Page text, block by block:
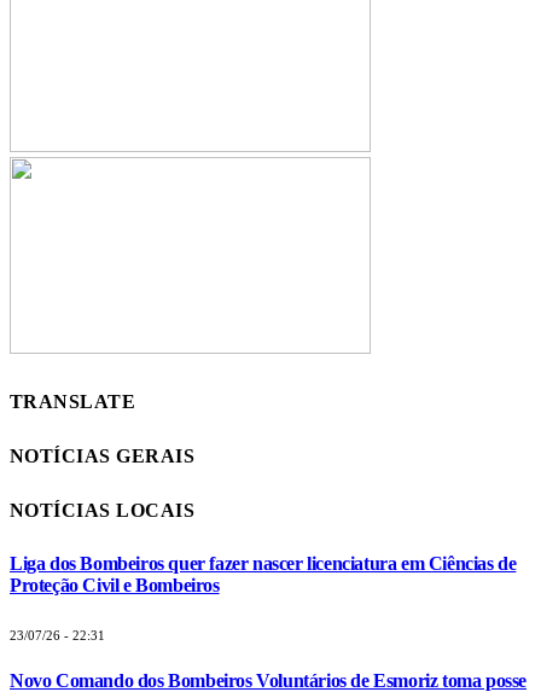
TRANSLATE
NOTÍCIAS GERAIS
NOTÍCIAS LOCAIS
Liga dos Bombeiros quer fazer nascer licenciatura em Ciências de
Proteção Civil e Bombeiros
23/07/26 - 22:31
Novo Comando dos Bombeiros Voluntários de Esmoriz toma posse